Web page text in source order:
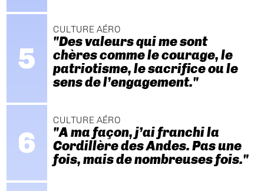
CULTURE AÉRO
"Des valeurs qui me sont
chères comme le courage, le
patriotisme, le sacrifice ou le
sens de l’engagement."
CULTURE AÉRO
"A ma façon, j’ai franchi la
Cordillère des Andes. Pas une
fois, mais de nombreuses fois."